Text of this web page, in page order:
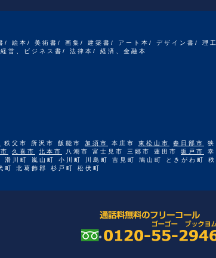
絵本/ 美術書/ 画集/ 建築書/ アート本/ デザイン書/ 理工
営、ビジネス書/ 法律本/ 経済、金融本
秩父市 所沢市 飯能市 加須市 本庄市 東松山市 春日部市
狭
久喜市 北本市 八潮市 富士見市 三郷市 蓮田市 坂戸市
幸
川町 嵐山町 小川町 川島町 吉見町 鳩山町 ときがわ町 秩
北葛飾郡 杉戸町 松伏町